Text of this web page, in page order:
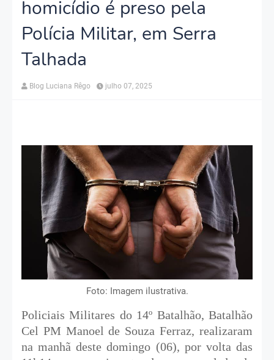
homicídio é preso pela
Polícia Militar, em Serra
Talhada
Blog Luciana Rêgo julho 07, 2025
Foto: Imagem ilustrativa.
Policiais Militares do 14º Batalhão, Batalhão
Cel PM Manoel de Souza Ferraz, realizaram
na manhã deste domingo (06), por volta das